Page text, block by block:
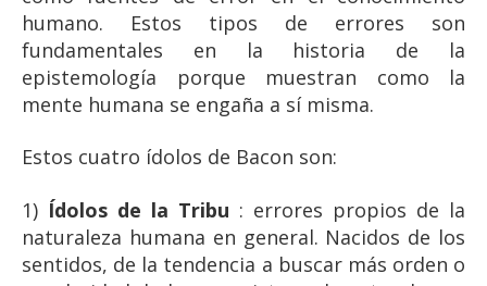
humano. Estos tipos de errores son
fundamentales en la historia de la
epistemología porque muestran como la
mente humana se engaña a sí misma.
Estos cuatro ídolos de Bacon son:
1) Ídolos de la Tribu : errores propios de la
naturaleza humana en general. Nacidos de los
sentidos, de la tendencia a buscar más orden o